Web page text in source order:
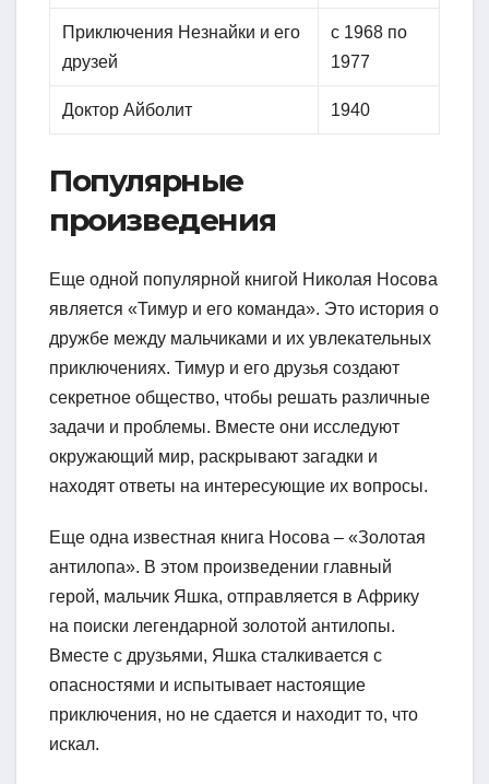
Приключения Незнайки и его
друзей
с 1968 по
1977
Доктор Айболит 1940
Популярные
произведения
Еще одной популярной книгой Николая Носова
является «Тимур и его команда». Это история о
дружбе между мальчиками и их увлекательных
приключениях. Тимур и его друзья создают
секретное общество, чтобы решать различные
задачи и проблемы. Вместе они исследуют
окружающий мир, раскрывают загадки и
находят ответы на интересующие их вопросы.
Еще одна известная книга Носова – «Золотая
антилопа». В этом произведении главный
герой, мальчик Яшка, отправляется в Африку
на поиски легендарной золотой антилопы.
Вместе с друзьями, Яшка сталкивается с
опасностями и испытывает настоящие
приключения, но не сдается и находит то, что
искал.